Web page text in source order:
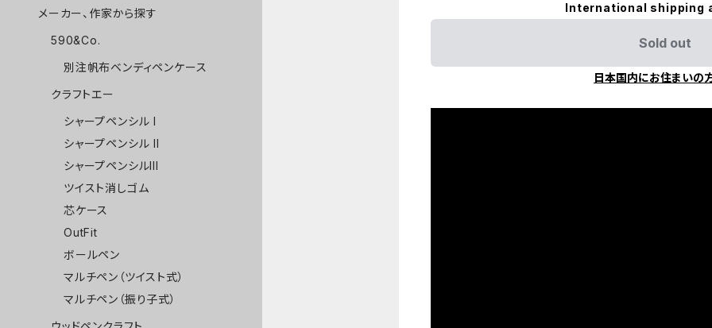
International shipping
Sold out
日本国内にお住まいの
メーカー、作家から探す
590&Co.
別注帆布ベンディペンケース
クラフトエー
シャープペンシル I
シャープペンシル II
シャープペンシルIII
ツイスト消しゴム
芯ケース
OutFit
ボールペン
マルチペン（ツイスト式）
マルチペン（振り子式）